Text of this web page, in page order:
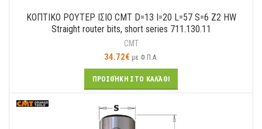
ΚΟΠΤΙΚΟ ΡΟΥΤΕΡ ΙΣΙΟ CMT D=13 I=20 L=57 S=6 Z2 HW
Straight router bits, short series 711.130.11
CMT
34.72€ με Φ.Π.Α.
ΠΡΟΣΘΉΚΗ ΣΤΟ ΚΑΛΆΘΙ